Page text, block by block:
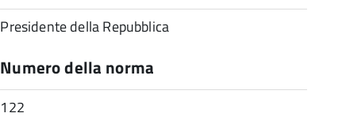
Presidente della Repubblica
Numero della norma
122